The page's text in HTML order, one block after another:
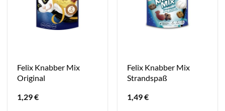
Felix Knabber Mix
Original
1,29€
Felix Knabber Mix
Strandspaß
1,49€